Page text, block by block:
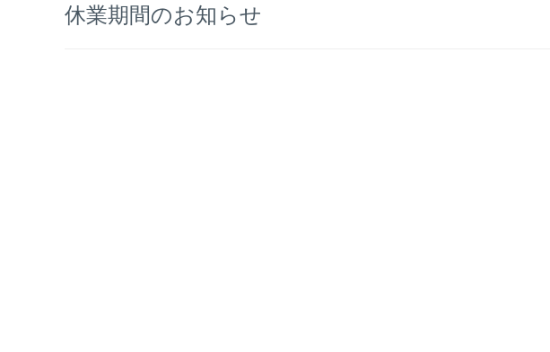
稿
休業期間のお知らせ